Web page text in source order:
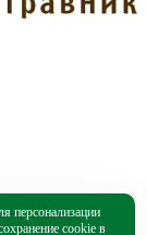
персонализации
cookie в